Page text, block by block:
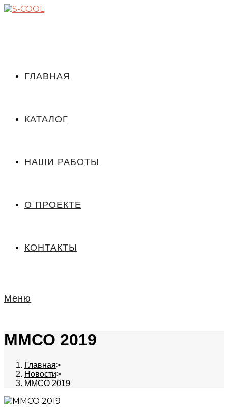
ГЛАВНАЯ
КАТАЛОГ
НАШИ РАБОТЫ
О ПРОЕКТЕ
КОНТАКТЫ
Меню
ММСО 2019
Главная>
Новости>
ММСО 2019